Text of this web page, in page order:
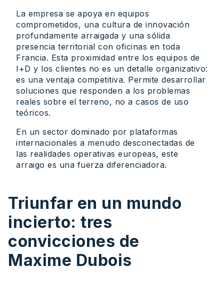
La empresa se apoya en equipos
comprometidos, una cultura de innovación
profundamente arraigada y una sólida
presencia territorial con oficinas en toda
Francia. Esta proximidad entre los equipos de
I+D y los clientes no es un detalle organizativo:
es una ventaja competitiva. Permite desarrollar
soluciones que responden a los problemas
reales sobre el terreno, no a casos de uso
teóricos.
En un sector dominado por plataformas
internacionales a menudo desconectadas de
las realidades operativas europeas, este
arraigo es una fuerza diferenciadora.
Triunfar en un mundo
incierto: tres
convicciones de
Maxime Dubois